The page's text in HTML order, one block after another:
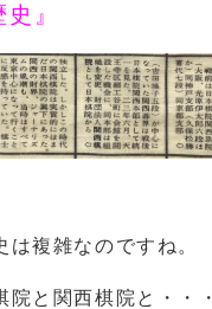
』
は複雑なのですね。
院と関西棋院と・・・